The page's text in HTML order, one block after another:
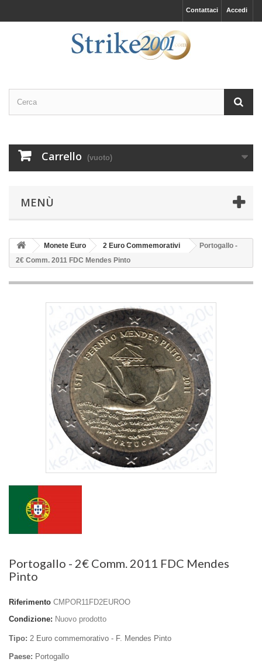
Accedi
Contattaci
Carrello (vuoto)
MENÙ
Monete Euro 2 Euro Commemorativi
Portogallo -
2€ Comm. 2011 FDC Mendes Pinto
Portogallo - 2€ Comm. 2011 FDC Mendes
Pinto
Riferimento CMPOR11FD2EUROO
Condizione: Nuovo prodotto
Tipo: 2 Euro commemorativo - F. Mendes Pinto
Paese: Portogallo